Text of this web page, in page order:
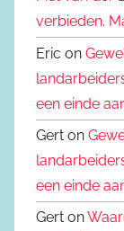
verbieden.
Eric on
een einde
Gert on
een einde
Gert on